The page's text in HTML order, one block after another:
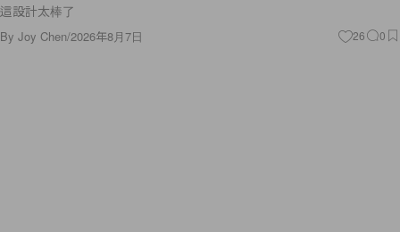
這設計太棒了
By Joy Chen/2026年8月7日 26 0